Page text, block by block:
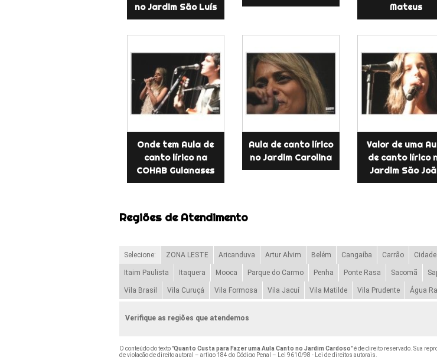
no Jardim São Luís
Mateus
Onde tem Aula de
canto lírico na
COHAB Guianases
Aula de canto lírico
no Jardim Carolina
Valor de uma
de canto lírico
Jardim São
Regiões de Atendimento
Selecione: ZONA LESTE Aricanduva Artur Alvim Belém Cangaíba Carrão
Itaim Paulista Itaquera Mooca Parque do Carmo Penha Ponte Rasa Sacomã
Vila Brasil Vila Curuçá Vila Formosa Vila Jacuí Vila Matilde Vila Prudente Água
Verifique as regiões que atendemos
O conteúdo do texto "Quanto Custa para Fazer uma Aula Canto no Jardim Cardoso" é de direito reservado. Sua
de violação de direito autoral – artigo 184 do Código Penal – Lei 9610/98 - Lei de direitos autorais.